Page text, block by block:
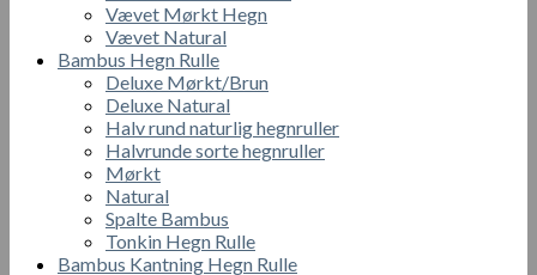
Vævet Mørkt Hegn
Vævet Natural
Bambus Hegn Rulle
Deluxe Mørkt/Brun
Deluxe Natural
Halv rund naturlig hegnruller
Halvrunde sorte hegnruller
Mørkt
Natural
Spalte Bambus
Tonkin Hegn Rulle
Bambus Kantning Hegn Rulle